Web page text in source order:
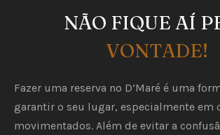
NÃO FIQUE AÍ
VONTADE!
Fazer uma reserva no D’Maré é uma
garantir o seu lugar, especialmente em
movimentados. Além de evitar a